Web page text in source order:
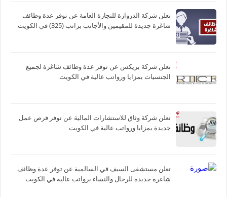
تعلن شركة الدروازة للتجارة العامة عن توفر عدة وظائف
شاغرة جديدة للمقيمين والأجانب براتب (325) في الكويت
تعلن شركة بريكس عن توفر عدة وظائف شاغرة لجميع
الجنسيات بمزايا ورواتب عالية في الكويت
تعلن شركة وثاق للاستشارات المالية عن توفر فرص عمل
جديدة بمزايا ورواتب عالية في الكويت
تعلن مستشفى السيف في السالمية عن توفر عدة وظائف
شاغرة جديدة للرجال والنساء برواتب عالية في الكويت